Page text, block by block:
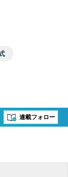
連載フォロー